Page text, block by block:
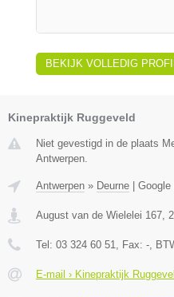
BEKIJK VOLLEDIG
Kinepraktijk Ruggeveld
Niet gevestigd in de plaats
Antwerpen.
Antwerpen » Deurne Google
August van de Wielelei 167,
Tel: 03 324 60 51, Fax: -,
E-mail › Kinepraktijk